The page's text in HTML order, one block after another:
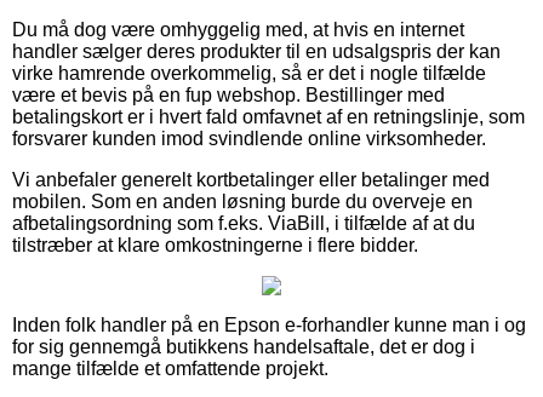
Du må dog være omhyggelig med, at hvis en internet
handler sælger deres produkter til en udsalgspris der kan
virke hamrende overkommelig, så er det i nogle tilfælde
være et bevis på en fup webshop. Bestillinger med
betalingskort er i hvert fald omfavnet af en retningslinje, som
forsvarer kunden imod svindlende online virksomheder.
Vi anbefaler generelt kortbetalinger eller betalinger med
mobilen. Som en anden løsning burde du overveje en
afbetalingsordning som f.eks. ViaBill, i tilfælde af at du
tilstræber at klare omkostningerne i flere bidder.
Inden folk handler på en Epson e-forhandler kunne man i og
for sig gennemgå butikkens handelsaftale, det er dog i
mange tilfælde et omfattende projekt.